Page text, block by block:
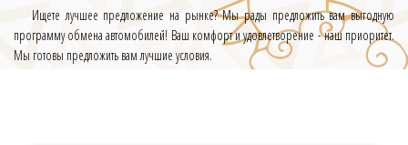
Ищете лучшее предложение на рынке? Мы рады предложить вам выгодную
программу обмена автомобилей! Ваш комфорт и удовлетворение - наш приоритет.
Мы готовы предложить вам лучшие условия.